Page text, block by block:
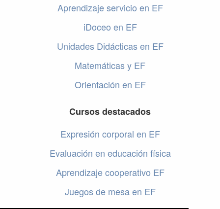
Aprendizaje servicio en EF
iDoceo en EF
Unidades Didácticas en EF
Matemáticas y EF
Orientación en EF
Cursos destacados
Expresión corporal en EF
Evaluación en educación física
Aprendizaje cooperativo EF
Juegos de mesa en EF